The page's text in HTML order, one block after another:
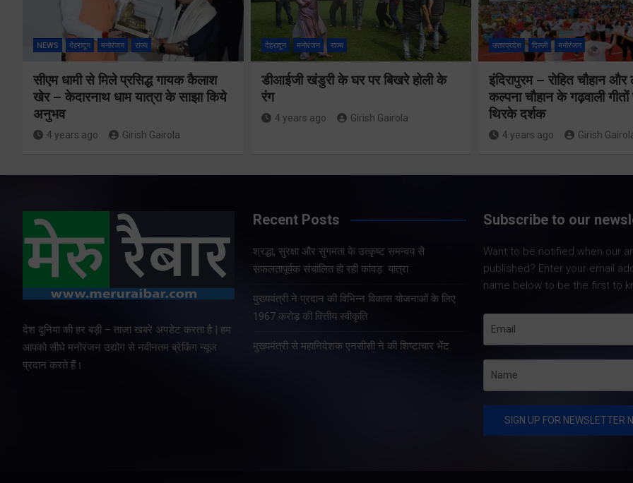
NEWS देहरादून मनोरंजन राज्य
सीएम धामी से मिले प्रसिद्ध गायक कैलाश
खेर – केदारनाथ धाम यात्रा के साझा किये
अनुभव
4 years ago Girish Gairola
देहरादून मनोरंजन राज्य
डीआईजी खंडुरी के घर पर बिखरे होली के
रंग
4 years ago Girish Gairola
उत्तरप्रदेश दिल्ली मनोरंजन
इंदिरापुरम – रोहित चौहान और
कल्पना चौहान के गढ़वाली
थिरके दर्शक
4 years ago Girish
देश दुनिया की हर बड़ी – ताजा खबरे अपडेट करता है | हम
आपको सीधे मनोरंजन उद्योग से नवीनतम ब्रेकिंग न्यूज
प्रदान करते हैं।
Recent Posts
श्रद्धा, सुरक्षा और सुगमता के उत्कृष्ट समन्वय से
सफलतापूर्वक संचालित हो रही कांवड़ यात्रा
मुख्यमंत्री ने प्रदान की विभिन्न विकास योजनाओं के लिए
1967 करोड़ की वित्तीय स्वीकृति
मुख्यमंत्री से महानिदेशक एनसीसी ने की शिष्टाचार भेंट
Subscribe to our
Want to be notified when our
published? Enter your email
name below to be the first to
में रहें अधिकारीः
Share Nowदेहरादून। मुख्य
सचिव आनंद बर्द्धन ने गुरुवार को
राज्य आपातकालीन परिचालन
केंद्र पहुंचकर प्रदेश में लगातार
उत्पन्न स्थिति की विस्तृत समीक्षा
श्रद्धा,
सुगमता के
उत्कृष्ट
से
कांवड़
Share Now
Share
मुख्यमंत्री पुष्कर सिंह
कुशल नेतृत्व एवं राज्य
सुचारु रूप से